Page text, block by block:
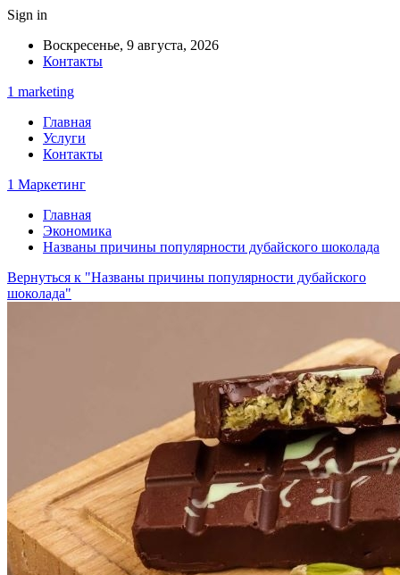
Sign in
Воскресенье, 9 августа, 2026
Контакты
1 marketing
Главная
Услуги
Контакты
1 Маркетинг
Главная
Экономика
Названы причины популярности дубайского шоколада
Вернуться к "Названы причины популярности дубайского
шоколада"